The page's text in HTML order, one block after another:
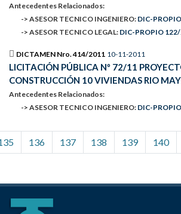
Antecedentes Relacionados:
-> ASESOR TECNICO INGENIERO: DIC-
-> ASESOR TECNICO LEGAL: DIC-PROPIO
DICTAMEN Nro. 414/2011 10-11-2011
LICITACIÓN PÚBLICA Nº 72/11
CONSTRUCCIÓN 10 VIVIENDAS RIO
Antecedentes Relacionados:
-> ASESOR TECNICO INGENIERO: DIC-
136 137 138 139 140